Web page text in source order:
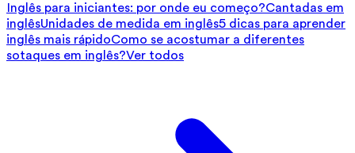
Inglês para iniciantes: por onde eu começo?Cantadas em
inglêsUnidades de medida em inglês5 dicas para aprender
inglês mais rápidoComo se acostumar a diferentes
sotaques em inglês?Ver todos